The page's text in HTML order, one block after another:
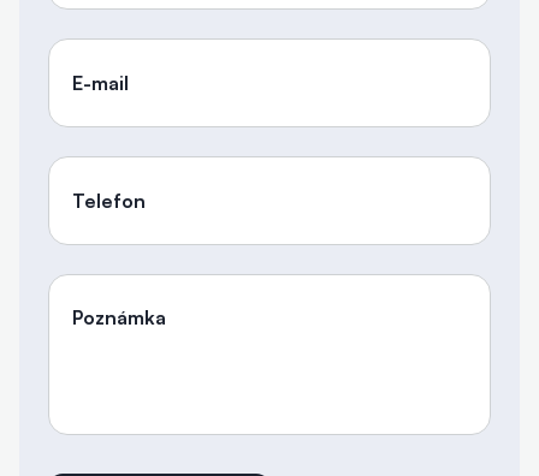
E-mail
Telefon
Poznámka